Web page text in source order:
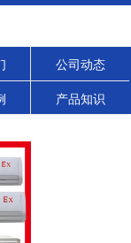
公司动态
产品知识